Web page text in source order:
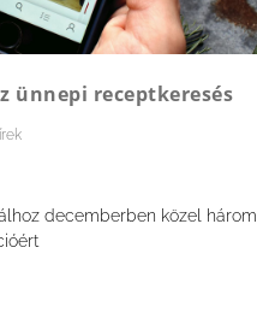
ünnepi receptkeresés
decemberben közel három